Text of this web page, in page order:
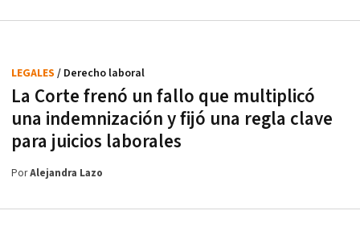
La Corte frenó un fallo que multiplicó
una indemnización y fijó una regla clave
para juicios laborales
LEGALES / Derecho laboral
PorAlejandra Lazo